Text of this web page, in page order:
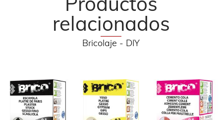
relacionados
Bricolaje - DIY